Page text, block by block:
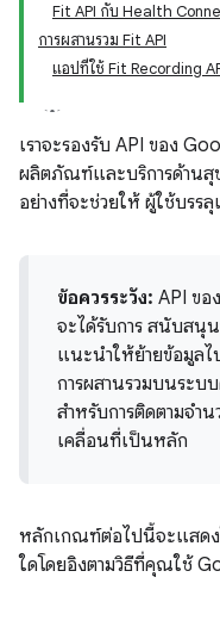
Fit API กับ Health
การผสานรวม Fit API
แอปที่ใช้ Fit Recording
เราจะรองรับ API ของ
ผลิตภัณฑ์และบริการด้านสุ
อย่างที่จะช่วยให้ ผู้ใช้บรร
ข้อควรระวัง: API ขอ
จะได้รับการ สนับสนุ
แนะนำให้ย้ายข้อมูล
การผสานรวมบนระบ
สำหรับการติดตามจ
เคลื่อนที่เป็นหลัก
หลักเกณฑ์ต่อไปนี้จะแสดง
ใดโดยอิงตามวิธีที่คุณใช้